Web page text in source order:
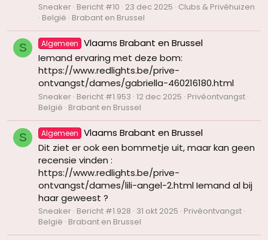
Sneaker Bericht #10 23 dec 2025 Clubs & Privéhuizen
België Brabant en Brussel
S Algemeen
Vlaams Brabant en Brussel
Iemand ervaring met deze bom:
https://www.redlights.be/prive-
ontvangst/dames/gabriella-460216180.html
Sneaker Bericht #1.953 12 dec 2025 Privéontvangst
België Brabant en Brussel
S Algemeen
Vlaams Brabant en Brussel
Dit ziet er ook een bommetje uit, maar kan geen
recensie vinden :
https://www.redlights.be/prive-
ontvangst/dames/lili-angel-2.html Iemand al bij
haar geweest ?
Sneaker Bericht #1.928 31 okt 2025 Privéontvangst
België Brabant en Brussel